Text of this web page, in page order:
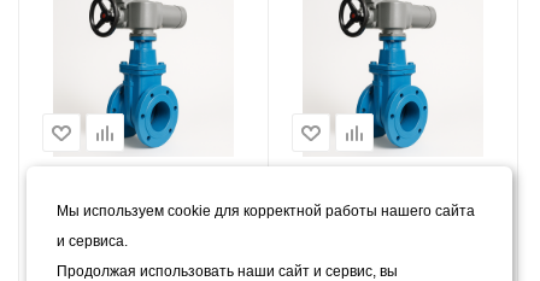
Задвижка с электрическим
Задвижка с электрическим
Мы используем cookie для корректной работы нашего сайта
и сервиса.
Продолжая использовать наши сайт и сервис, вы